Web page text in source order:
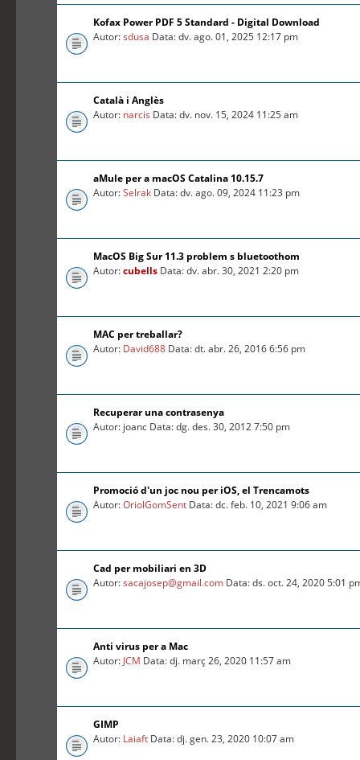
Kofax Power PDF 5 Standard - Digital Download
Autor:sdusa Data: dv. ago. 01, 2025 12:17 pm
Català i Anglès
Autor: narcis Data: dv. nov. 15, 2024 11:25 am
aMule per a macOS Catalina 10.15.7
Autor:Selrak Data: dv. ago. 09, 2024 11:23 pm
MacOS Big Sur 11.3 problem s bluetoothom
Autor:cubells Data: dv. abr. 30, 2021 2:20 pm
MAC per treballar?
Autor: David688 Data: dt. abr. 26, 2016 6:56 pm
Recuperar una contrasenya
Autor: joanc Data: dg. des. 30, 2012 7:50 pm
Promoció d'un joc nou per iOS, el Trencamots
Autor:OriolGomSent Data: dc. feb. 10, 2021 9:06 am
Cad per mobiliari en 3D
Autor:sacajosep@gmail.com Data: ds. oct. 24, 2020 5:01
Anti virus per a Mac
Autor: JCM Data: dj. març 26, 2020 11:57 am
GIMP
Autor: Laiaft Data: dj. gen. 23, 2020 10:07 am